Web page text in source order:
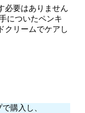
必要はありません
についたペンキ
クリームでケアし
購入し、